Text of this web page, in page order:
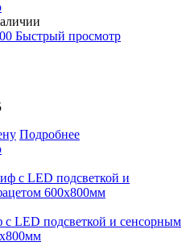
Быстрый просмотр
Подробнее
LED подсветкой и сенсорным